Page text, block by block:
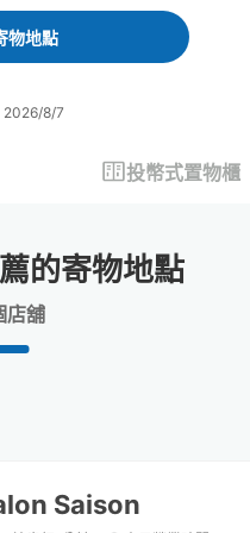
forward
to
the
calendar
select
the
changing
backward
interact
select
the
changing
物地點
2026/8/7
投幣式置物櫃
的寄物地點
店舖
Saison